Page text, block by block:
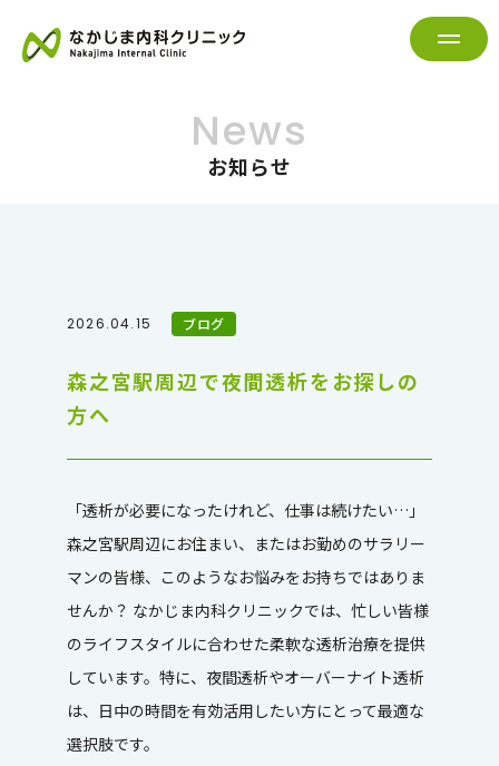
News
お知らせ
2026.04.15 ブログ
森之宮駅周辺で夜間透析をお探しの
方へ
「透析が必要になったけれど、仕事は続けたい…」
森之宮駅周辺にお住まい、またはお勤めのサラリー
マンの皆様、このようなお悩みをお持ちではありま
せんか？ なかじま内科クリニックでは、忙しい皆様
のライフスタイルに合わせた柔軟な透析治療を提供
しています。特に、夜間透析やオーバーナイト透析
は、日中の時間を有効活用したい方にとって最適な
選択肢です。